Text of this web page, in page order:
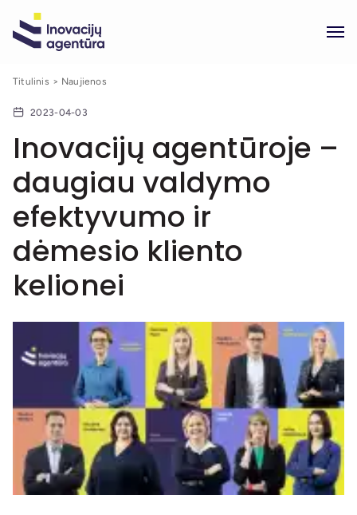
Titulinis Naujienos
2023-04-03
Inovacijų agentūroje –
daugiau valdymo
efektyvumo ir
dėmesio kliento
kelionei